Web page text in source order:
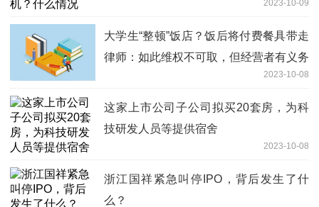
2023-10-09
大学生“整顿”饭店？饭后将付费餐具带走
律师：如此维权不可取，但经营者有义务
2023-10-08
这家上市公司子公司拟买20套房，为科
技研发人员等提供宿舍
2023-10-08
浙江国祥紧急叫停IPO，背后发生了什
么？